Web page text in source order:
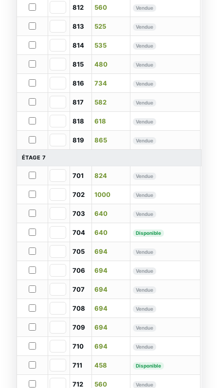
812 560 Vendue
813 525 Vendue
814 535 Vendue
815 480 Vendue
816 734 Vendue
817 582 Vendue
818 618 Vendue
819 865 Vendue
ÉTAGE 7
701 824 Vendue
702 1000 Vendue
703 640 Vendue
704 640 Disponible
705 694 Vendue
706 694 Vendue
707 694 Vendue
708 694 Vendue
709 694 Vendue
710 694 Vendue
711 458 Disponible
712 560 Vendue